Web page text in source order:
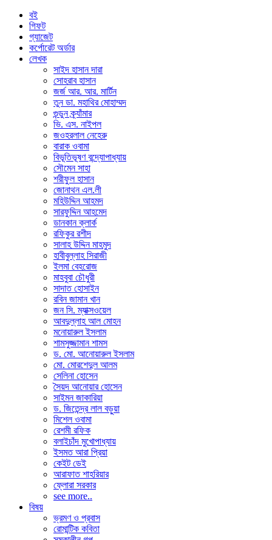
বই
গিফট
গ্যাজেট
কর্পোরেট অর্ডার
লেখক
সাইদ হাসান দারা
সোহরাব হাসান
জর্জ আর. আর. মার্টিন
তুন ডা. মহাথির মোহাম্মদ
গুন্ডুন ক্র্যাঁমার
ভি. এস. নাইপল
জওহরলাল নেহেরু
বারাক ওবামা
বিভূতিভূষণ বন্দ্যোপাধ্যায়
সৌমেন সাহা
শরীফুল হাসান
জোনাথন এল.লী
মহিউদ্দিন আহমদ
সারফুদ্দিন আহমেদ
ডানকান ক্লার্ক
রফিকুর রশীদ
সালাহ উদ্দিন মাহমুদ
হাবীবুল্লাহ সিরাজী
ইলমা বেহরোজ
মাহবুবা চৌধুরী
সাদাত হোসাইন
রবিন জামান খান
জন সি. ম্যাক্সওয়েল
আবদুল্লাহ আল মোহন
মনোয়ারুল ইসলাম
শামসুজ্জামান শামস
ড. মো. আনোয়ারুল ইসলাম
মো. মোরশেদুল আলম
সেলিনা হোসেন
সৈয়দ আনোয়ার হোসেন
সাইমন জাকারিয়া
ড. জিতেন্দ্র লাল বড়ুয়া
মিশেল ওবামা
রেশমী রফিক
বলাইচাঁদ মুখোপাধ্যায়
ইসমত আরা প্রিয়া
কেইট ডেই
আরাফাত শাহরিয়ার
ফ্লোরা সরকার
see more..
বিষয়
ভ্রমণ ও প্রবাস
রোমান্টিক কবিতা